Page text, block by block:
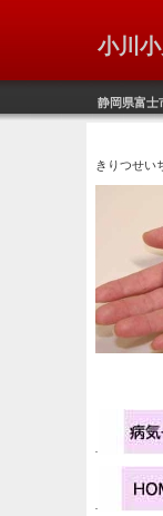
小川
静岡県富
きりつせい